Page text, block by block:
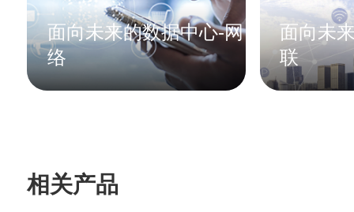
面向未来的数据中心-网
络
面向未
联
相关产品